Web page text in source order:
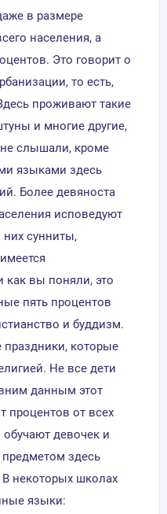
в размере
населения, а
Это говорит о
то есть,
проживают такие
и многие другие,
слышали, кроме
языками здесь
Более девяноста
исповедуют
них сунниты,
как вы поняли, это
пять процентов
и буддизм.
праздники, которые
Не все дети
данным этот
процентов от всех
девочек и
здесь
некоторых школах
языки: